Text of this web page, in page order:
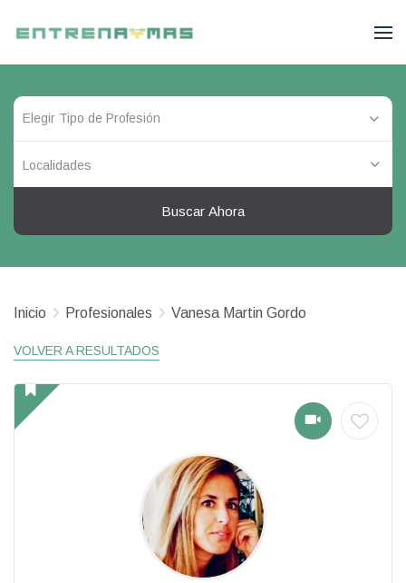
Localidades
Buscar Ahora
Inicio Profesionales Vanesa Martin Gordo
VOLVER A RESULTADOS